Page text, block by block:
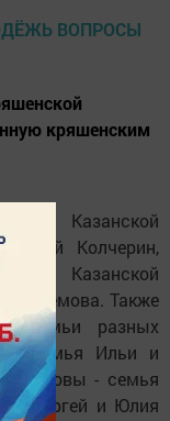
кряшенским
Казанской
Колчерин,
Казанской
Ефремова. Также
семьи разных
семья Ильи и
- семья
- Сергей и Юлия